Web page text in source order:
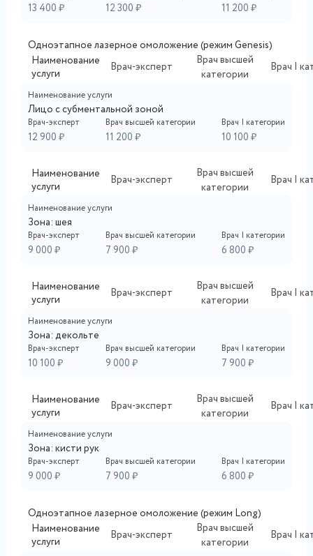
13 400 ₽ 12 300 ₽ 11 200 ₽
Одноэтапное лазерное омоложение (режим Genesis)
Наименование
услуги
Врач-эксперт
Врач высшей
категории
Врач I
Наименование услуги
Лицо с субментальной зоной
Врач-эксперт
12 900 ₽
Врач высшей категории
11 200 ₽
Врач I категории
10 100 ₽
Наименование
услуги
Врач-эксперт
Врач высшей
категории
Врач I
Наименование услуги
Зона: шея
Врач-эксперт
9 000 ₽
Врач высшей категории
7 900 ₽
Врач I категории
6 800 ₽
Наименование
услуги
Врач-эксперт
Врач высшей
категории
Врач I
Наименование услуги
Зона: декольте
Врач-эксперт
10 100 ₽
Врач высшей категории
9 000 ₽
Врач I категории
7 900 ₽
Наименование
услуги
Врач-эксперт
Врач высшей
категории
Врач I
Наименование услуги
Зона: кисти рук
Врач-эксперт
9 000 ₽
Врач высшей категории
7 900 ₽
Врач I категории
6 800 ₽
Одноэтапное лазерное омоложение (режим Long)
Наименование
услуги
Врач-эксперт
Врач высшей
категории
Врач I